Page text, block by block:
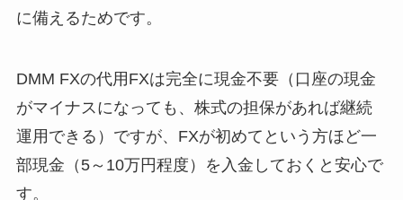
に備えるためです。
DMM FXの代用FXは完全に現金不要（口座の現金
がマイナスになっても、株式の担保があれば継続
運用できる）ですが、FXが初めてという方ほど一
部現金（5～10万円程度）を入金しておくと安心で
す。